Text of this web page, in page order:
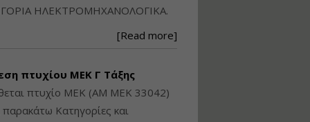
ΗΛΕΚΤΡΟΜΗΧΑΝΟΛΟΓΙΚΑ.
[Read more]
πτυχίου ΜΕΚ Γ Τάξης
πτυχίο ΜΕΚ (ΑΜ ΜΕΚ 33042)
παρακάτω Κατηγορίες και
Ορίων Πόλεων και
Σχεδίου Δόμησης
Τιμή από: €145.00
Διάρκεια: 8 ώρες